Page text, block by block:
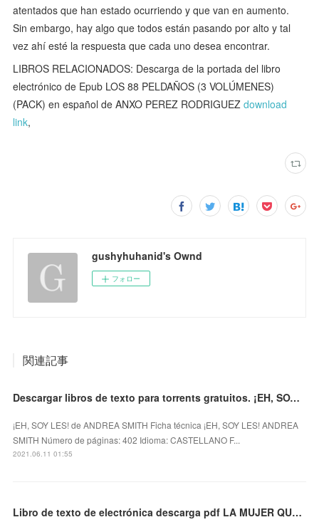
atentados que han estado ocurriendo y que van en aumento.
Sin embargo, hay algo que todos están pasando por alto y tal
vez ahí esté la respuesta que cada uno desea encontrar.
LIBROS RELACIONADOS: Descarga de la portada del libro
electrónico de Epub LOS 88 PELDAÑOS (3 VOLÚMENES)
(PACK) en español de ANXO PEREZ RODRIGUEZdownload
link,
gushyhuhanid's Ownd
フォロー
関連記事
Descargar libros de texto para torrents gratuitos. ¡EH, SOY LES! de ANDREA SMITH
¡EH, SOY LES! de ANDREA SMITH Ficha técnica ¡EH, SOY LES! ANDREA
SMITH Número de páginas: 402 Idioma: CASTELLANO F...
2021.06.11 01:55
Libro de texto de electrónica descarga pdf LA MUJER QUE NACIÓ TRES VECES (Spanish Edition)